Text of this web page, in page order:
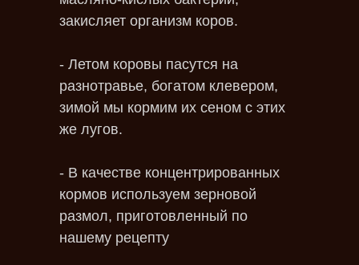
закисляет организм коров.
- Летом коровы пасутся на
разнотравье, богатом клевером,
зимой мы кормим их сеном с этих
же лугов.
- В качестве концентрированных
кормов используем зерновой
размол, приготовленный по
нашему рецепту